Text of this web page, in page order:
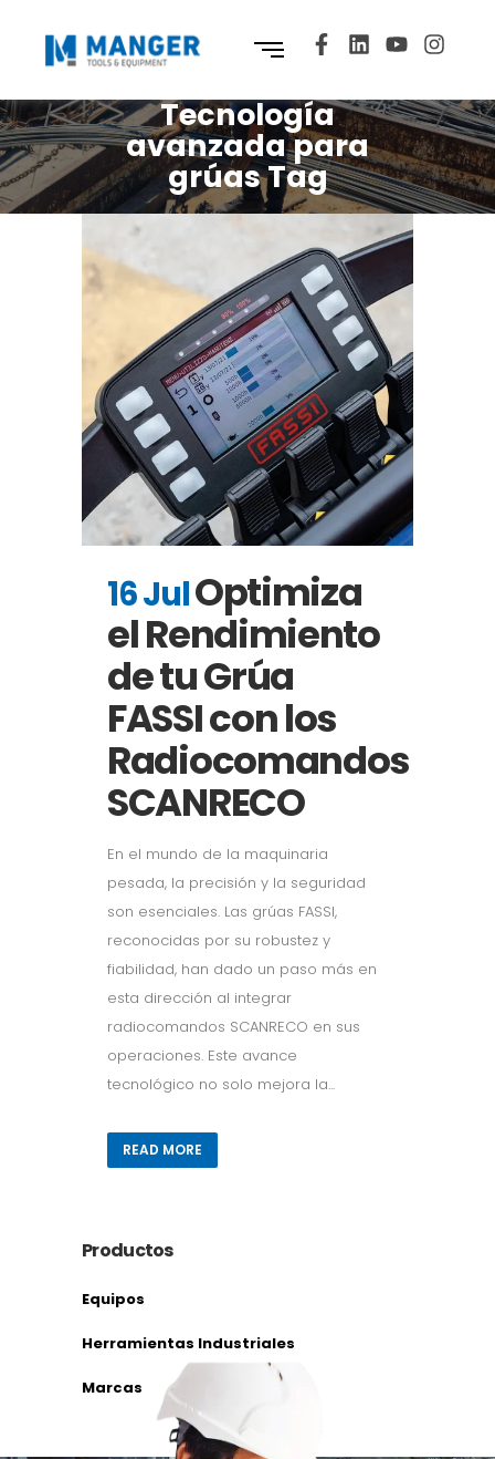
Tecnología
avanzada para
grúas Tag
16 JulOptimiza
el Rendimiento
de tu Grúa
FASSI con los
Radiocomandos
SCANRECO
En el mundo de la maquinaria
pesada, la precisión y la seguridad
son esenciales. Las grúas FASSI,
reconocidas por su robustez y
fiabilidad, han dado un paso más en
esta dirección al integrar
radiocomandos SCANRECO en sus
operaciones. Este avance
tecnológico no solo mejora la...
READ MORE
Productos
Equipos
Herramientas Industriales
Marcas